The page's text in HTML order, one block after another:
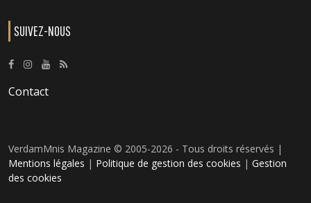
SUIVEZ-NOUS
Contact
VerdamMnis Magazine © 2005-2026 - Tous droits réservés |
Mentions légales | Politique de gestion des cookies | Gestion
des cookies